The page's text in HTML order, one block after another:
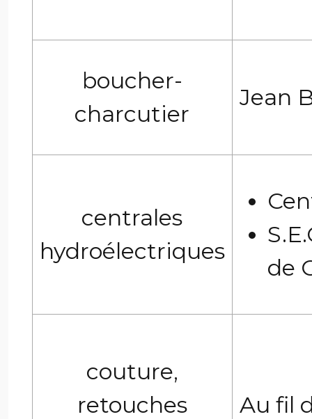
boucher-
charcutier
Jean
centrales
hydroélectriques
de
couture,
retouches
Au fil